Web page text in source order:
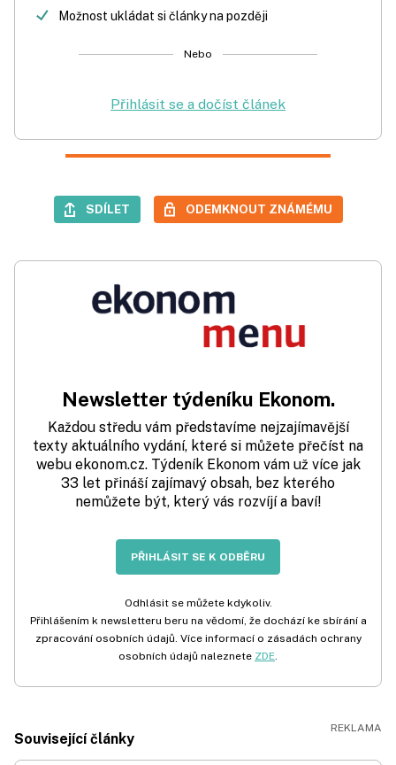
Možnost ukládat si články na později
Nebo
Přihlásit se a dočíst článek
SDÍLET ODEMKNOUT ZNÁMÉMU
Newsletter týdeníku Ekonom.
Každou středu vám představíme nejzajímavější
texty aktuálního vydání, které si můžete přečíst na
webu ekonom.cz. Týdeník Ekonom vám už více jak
33 let přináší zajímavý obsah, bez kterého
nemůžete být, který vás rozvíjí a baví!
PŘIHLÁSIT SE K ODBĚRU
Odhlásit se můžete kdykoliv.
Přihlášením k newsletteru beru na vědomí, že dochází ke sbírání a
zpracování osobních údajů. Více informací o zásadách ochrany
osobních údajů naleznete ZDE.
Související články